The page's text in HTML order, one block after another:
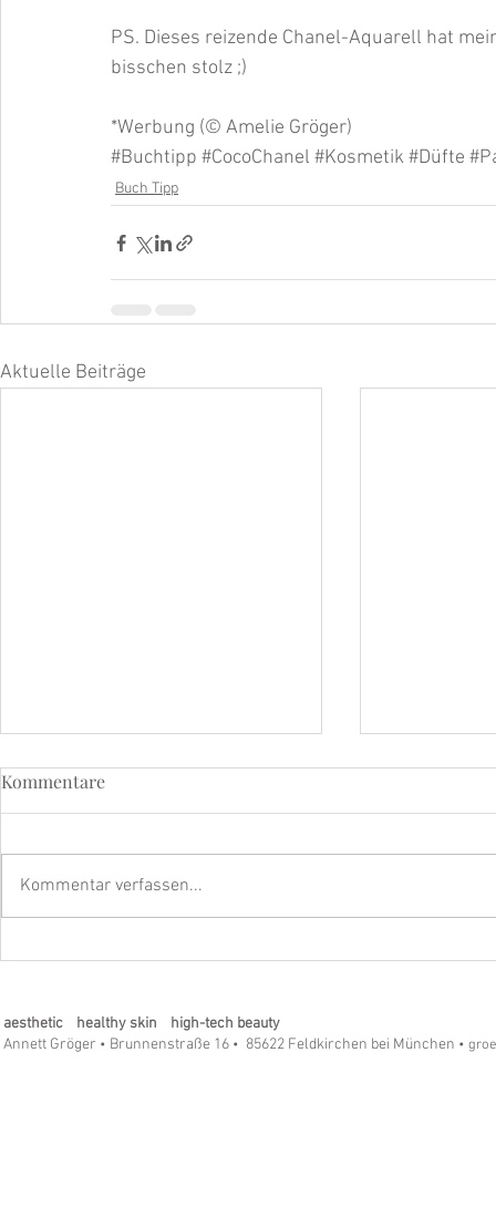
PS. Dieses reizende Chanel-Aquarell hat
bisschen stolz ;)
*Werbung (© Amelie Gröger)
#Buchtipp #CocoChanel #Kosmetik #Düfte
Buch Tipp
Aktuelle Beiträge
4711 - Das Parfüm in einem
Welche
Kommentare
Kommentar verfassen...
aesthetic healthy skin high-tech beauty
Annett Gröger • Brunnenstraße 16 • 85622 Feldkirchen bei München •